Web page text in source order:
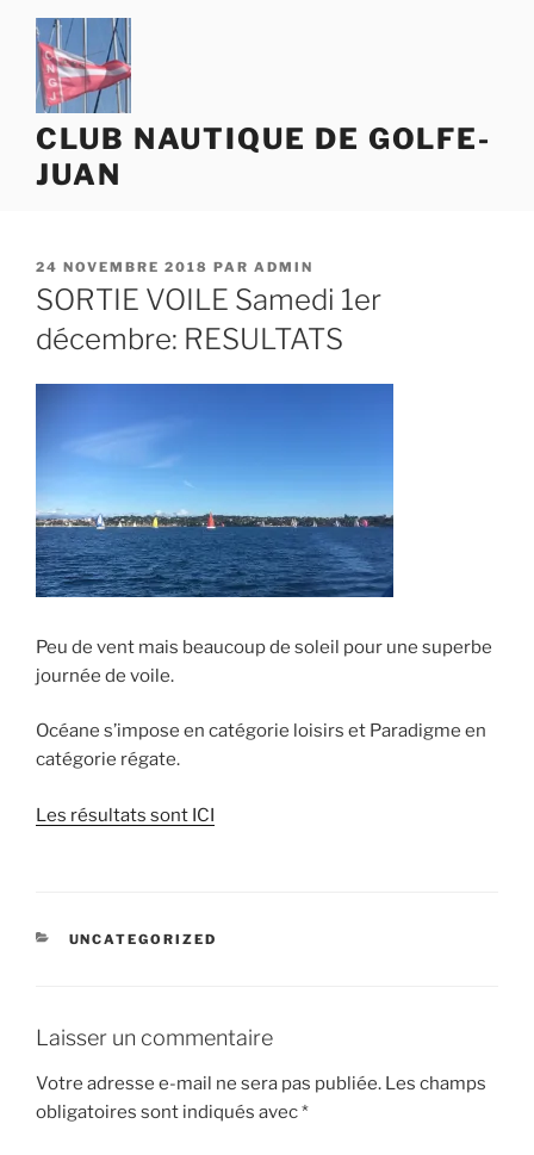
Aller
contenu
principal
CLUB NAUTIQUE DE GOLFE-
JUAN
PUBLIÉ
LE
24 NOVEMBRE 2018 PAR ADMIN
SORTIE VOILE Samedi 1er
décembre: RESULTATS
Peu de vent mais beaucoup de soleil pour une superbe
journée de voile.
Océane s’impose en catégorie loisirs et Paradigme en
catégorie régate.
Les résultats sont ICI
CATÉGORIES
UNCATEGORIZED
Laisser un commentaire
Votre adresse e-mail ne sera pas publiée. Les champs
obligatoires sont indiqués avec*